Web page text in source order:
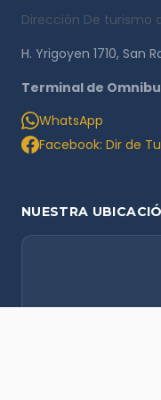
Dirección De turismo
H. Yrigoyen 1710, San
Terminal de
WhatsApp
Facebook: Dir de
NUESTRA